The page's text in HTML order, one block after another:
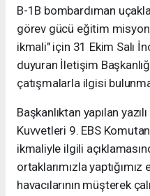
B-1B bombardıman
görev gücü eğitim
ikmali" için 31 Ekim Salı
duyuran İletişim
çatışmalarla ilgisi
Başkanlıktan yapılan
Kuvvetleri 9. EBS
ikmaliyle ilgili
ortaklarımızla yaptığımız
havacılarının müşterek